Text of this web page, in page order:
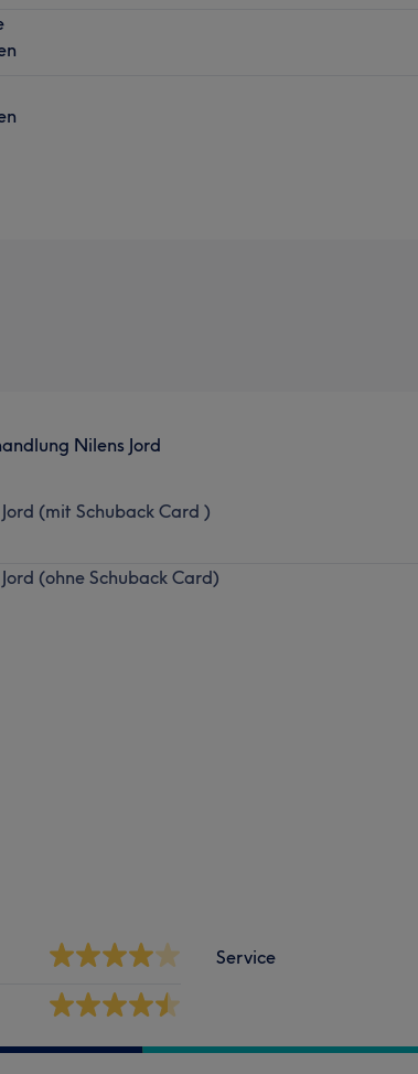
Nilens Jord
(mit Schuback Card )
(ohne Schuback Card)
Service